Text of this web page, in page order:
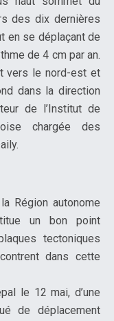
des dix dernières
en se déplaçant de
de 4 cm par an.
vers le nord-est et
dans la direction
de l’Institut de
chargée des
Région autonome
un bon point
tectoniques
dans cette
le 12 mai, d’une
de déplacement